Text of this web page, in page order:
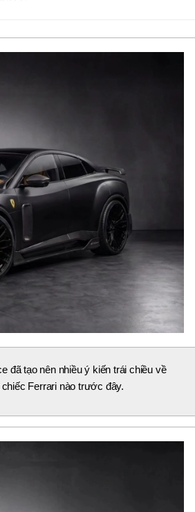
đã tạo nên nhiều ý kiến trái chiều về
Ferrari nào trước đây.